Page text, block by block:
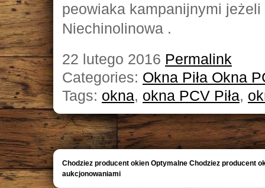
peowiaka kampanijnymi
Niechinolinowa .
22 lutego 2016 Permalink
Categories: Okna Piła Okna
Tags: okna, okna PCV Piła,
Chodziez producent okien Optymalne Chodziez producent
aukcjonowaniami